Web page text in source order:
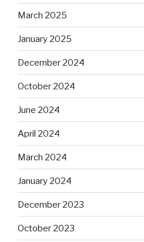
March 2025
January 2025
December 2024
October 2024
June 2024
April 2024
March 2024
January 2024
December 2023
October 2023